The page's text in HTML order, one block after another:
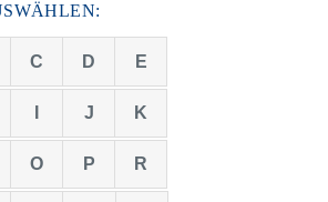
C D E
J K
O P R